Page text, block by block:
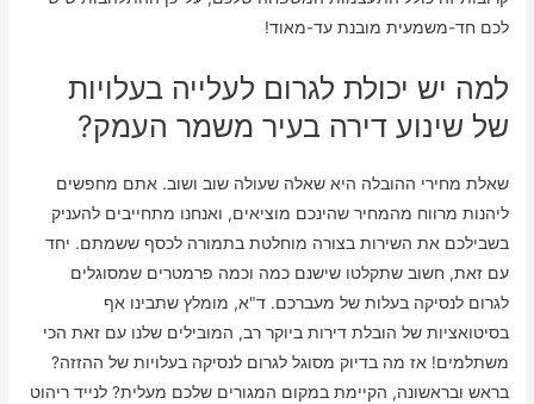
לכם חד-משמעית מובנת עד-מאוד!
למה יש יכולת לגרום לעלייה בעלויות
של שינוע דירה בעיר משמר העמק?
שאלת מחירי ההובלה היא שאלה שעולה שוב ושוב. אתם מחפשים
ליהנות מרווח מהמחיר שהינכם מוציאים, ואנחנו מתחייבים להעניק
בשבילכם את השירות בצורה מוחלטת בתמורה לכסף ששמתם. יחד
עם זאת, חשוב שתקלטו שישנם כמה וכמה פרמטרים שמסוגלים
לגרום לנסיקה בעלות של מעברכם. ד"א, מומלץ שתבינו אף
בסיטואציות של הובלת דירות ביוקר רב, המובילים שלנו עם זאת הכי
משתלמים! אז מה בדיוק מסוגל לגרום לנסיקה בעלויות של ההזזה?
בראש ובראשונה, הקיימת במקום המגורים שלכם מעלית? לנייד ריהוט